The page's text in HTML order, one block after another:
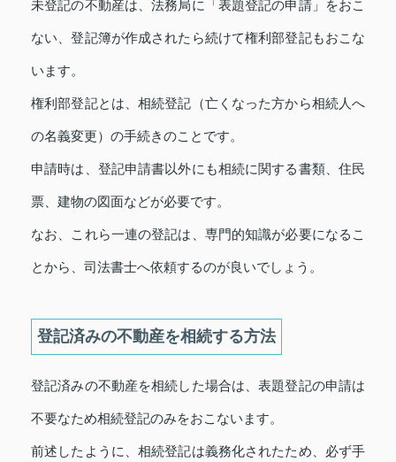
未登記の不動産は、法務局に「表題登記の申請」をおこ
ない、登記簿が作成されたら続けて権利部登記もおこな
います。
権利部登記とは、相続登記（亡くなった方から相続人へ
の名義変更）の手続きのことです。
申請時は、登記申請書以外にも相続に関する書類、住民
票、建物の図面などが必要です。
なお、これら一連の登記は、専門的知識が必要になるこ
とから、司法書士へ依頼するのが良いでしょう。
登記済みの不動産を相続する方法
登記済みの不動産を相続した場合は、表題登記の申請は
不要なため相続登記のみをおこないます。
前述したように、相続登記は義務化されたため、必ず手